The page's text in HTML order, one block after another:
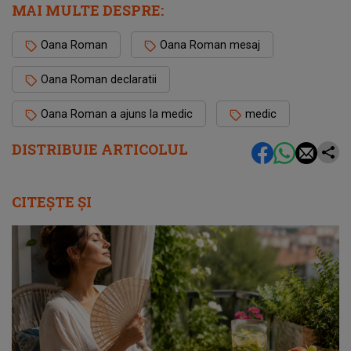
DISTRIBUIE ARTICOLUL
MAI MULTE DESPRE:
Oana Roman Oana Roman mesaj
Oana Roman declaratii
Oana Roman a ajuns la medic medic
CITEȘTE ȘI